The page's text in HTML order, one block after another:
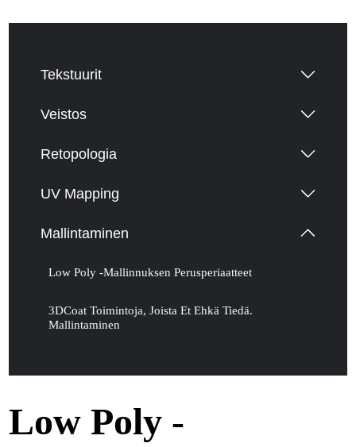
Tekstuurit
Veistos
Retopologia
UV Mapping
Mallintaminen
Low Poly -mallinnuksen Perusperiaatteet
3DCoat Toimintoja, Joista Et Ehkä Tiedä.
Mallintaminen
Low Poly -